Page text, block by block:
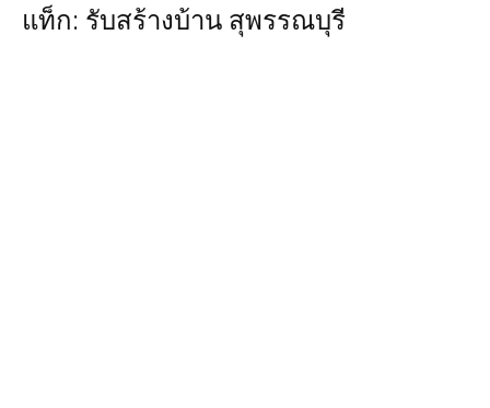
แท็ก: รับสร้างบ้าน สุพรรณบุรี